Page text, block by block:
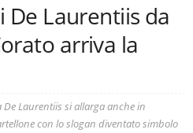
De Laurentiis da
arriva la
Laurentiis si allarga anche in
con lo slogan diventato simbolo